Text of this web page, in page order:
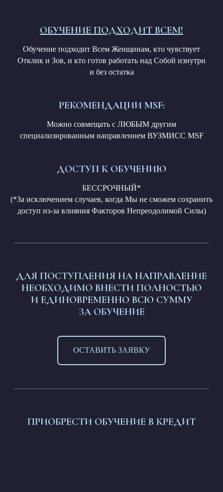
ОБУЧЕНИЕ ПОДХОДИТ ВСЕМ!
Обучение подходит Всем Женщинам, кто чувствует
Отклик и Зов, и кто готов работать над Собой изнутри
и без остатка
РЕКОМЕНДАЦИИ MSF:
Можно совмещать с ЛЮБЫМ другим
специализированным направлением ВУЗМИСС MSF
ДОСТУП К ОБУЧЕНИЮ
БЕССРОЧНЫЙ*
(*За исключением случаев, когда Мы не сможем сохранить
доступ из-за влияния Факторов Непреодолимой Силы)
ДЛЯ ПОСТУПЛЕНИЯ НА НАПРАВЛЕНИЕ
НЕОБХОДИМО ВНЕСТИ ПОЛНОСТЬЮ
И ЕДИНОВРЕМЕННО ВСЮ СУММУ
ЗА ОБУЧЕНИЕ
ОСТАВИТЬ ЗАЯВКУ
ПРИОБРЕСТИ ОБУЧЕНИЕ В КРЕДИТ
Если у Вас возникли вопросы или нужна
помощь в оформлении заказа, напишите
TELEGRAM Mir Soulmate Family